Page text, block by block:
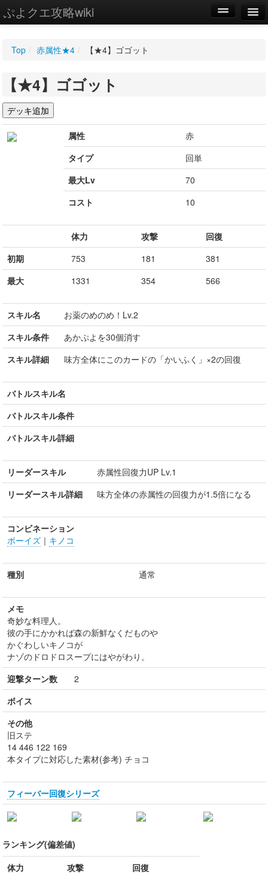
ぷよクエ攻略wiki
WIKI
設定
Top / 赤属性★4 / 【★4】ゴゴット
【★4】ゴゴット
属性
赤
タイプ
回単
最大Lv
70
コスト
10
体力 攻撃
回復
初期
753 181
381
最大
1331 354 566
スキル名
お薬のめのめ！Lv.2
スキル条件
あかぷよを30個消す
スキル詳細
味方全体にこのカードの「かいふく」×2の回復
バトルスキル名
バトルスキル条件
バトルスキル詳細
リーダースキル
赤属性回復力UP Lv.1
リーダースキル詳細
味方全体の赤属性の回復力が1.5倍になる
コンビネーション
ボーイズ ｜ キノコ
種別 通常
メモ
奇妙な料理人。
彼の手にかかれば森の新鮮なくだものや
かぐわしいキノコが
ナゾのドロドロスープにはやがわり。
迎撃ターン数 2
ボイス
その他
旧ステ
14 446 122 169
本タイプに対応した素材(参考) チョコ
フィーバー回復シリーズ
ランキング(偏差値)
体力
攻撃
回復